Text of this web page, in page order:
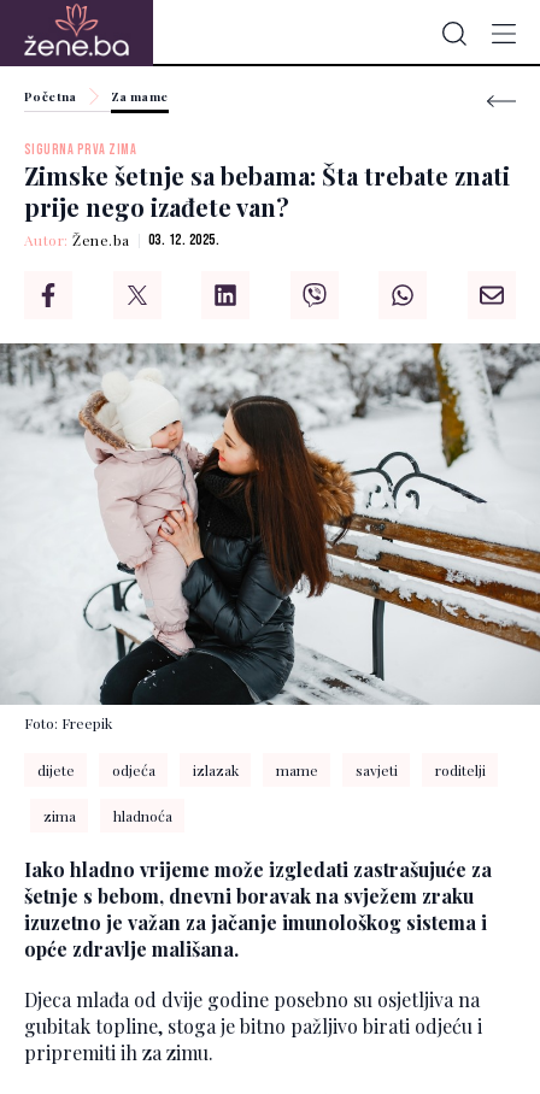
Početna Za mame
SIGURNA PRVA ZIMA
Zimske šetnje sa bebama: Šta trebate znati
prije nego izađete van?
Autor:Žene.ba 03. 12. 2025.
Foto: Freepik
dijete odjeća izlazak mame savjeti roditelji
zima hladnoća
Iako hladno vrijeme može izgledati zastrašujuće za
šetnje s bebom, dnevni boravak na svježem zraku
izuzetno je važan za jačanje imunološkog sistema i
opće zdravlje mališana.
Djeca mlađa od dvije godine posebno su osjetljiva na
gubitak topline, stoga je bitno pažljivo birati odjeću i
pripremiti ih za zimu.